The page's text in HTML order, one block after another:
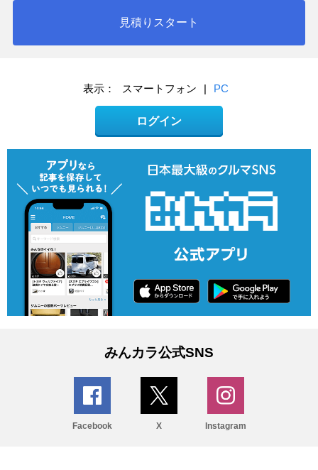
見積りスタート
表示： スマートフォン | PC
ログイン
みんカラ公式SNS
Facebook X Instagram